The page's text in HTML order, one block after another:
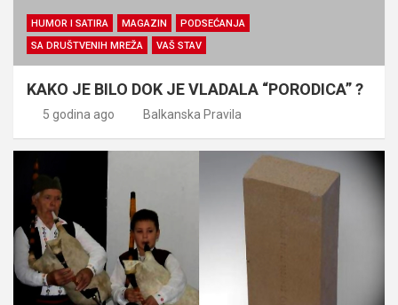
HUMOR I SATIRA MAGAZIN
PODSEĆANJA
SA DRUŠTVENIH MREŽA
VAŠ STAV
KAKO JE BILO DOK JE VLADALA “PORODICA” ?
5 godina ago Balkanska Pravila